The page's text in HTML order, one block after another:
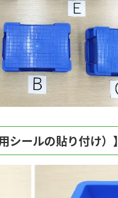
シールの貼り付け）】